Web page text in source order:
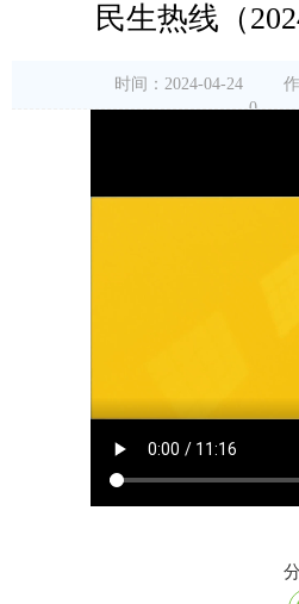
民生热线（
时间：2024-04-24
0